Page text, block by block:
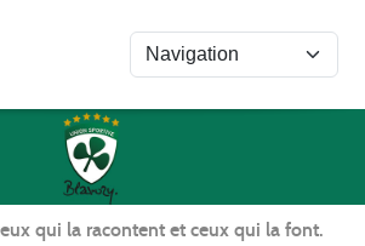
qui la racontent et ceux qui la font.